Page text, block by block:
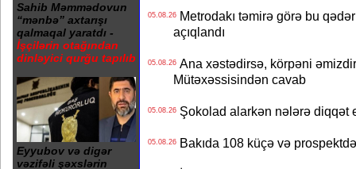
Sahib Məmmədovun
“mənbə” axtarışı
qalmaqal yaratdı -
İşçilərin otağından
dinləyici qurğu tapılıb
Eyyubov və digər
vəzifəli şəxslərin
05.08.26Metrodakı təmirə görə bu
açıqlandı
05.08.26Ana xəstədirsə, körpəni
Mütəxəssisindən cavab
05.08.26Şokolad alarkən nələrə diqqət
05.08.26Bakıda 108 küçə və